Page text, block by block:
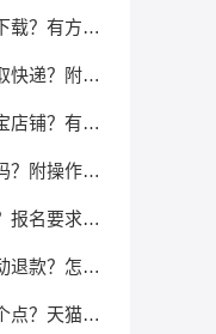
有方法吗？
附注意事项
什么措施？
操作流程
求是什么？
么催促发货？
标准是什么？